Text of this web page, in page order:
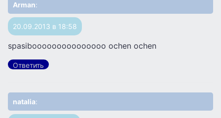
Arman:
20.09.2013 в 18:58
spasibooooooooooooooo ochen ochen
Ответить
natalia: